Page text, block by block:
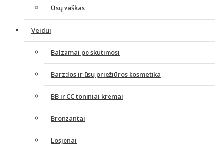
Ūsų vaškas
Veidui
Balzamai po skutimosi
Barzdos ir ūsų priežiūros kosmetika
BB ir CC toniniai kremai
Bronzantai
Losjonai